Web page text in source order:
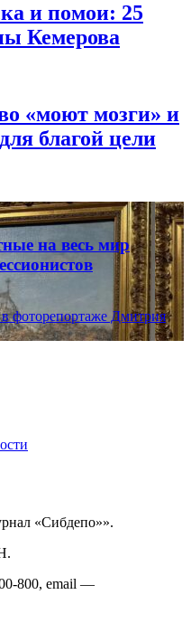
и помои: 25
Кемерова
«моют мозги» и
благой цели
на весь мир
фоторепортаже Дмитрия
«Сибдепо»».
800, email —